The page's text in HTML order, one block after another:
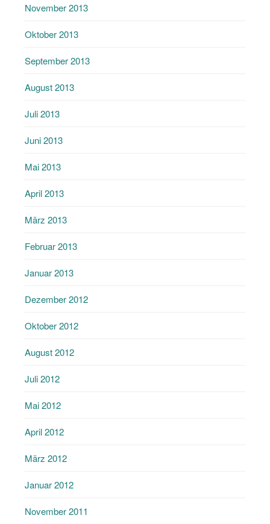
November 2013
Oktober 2013
September 2013
August 2013
Juli 2013
Juni 2013
Mai 2013
April 2013
März 2013
Februar 2013
Januar 2013
Dezember 2012
Oktober 2012
August 2012
Juli 2012
Mai 2012
April 2012
März 2012
Januar 2012
November 2011